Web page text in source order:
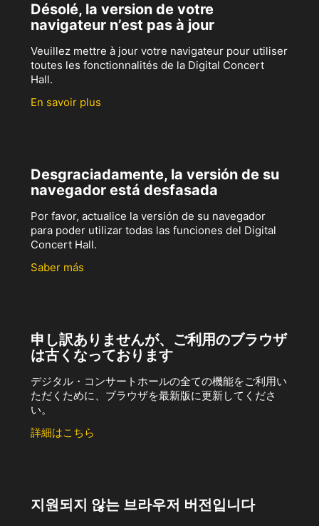
Désolé, la version de votre
navigateur n’est pas à jour
Veuillez mettre à jour votre navigateur pour utiliser
toutes les fonctionnalités de la Digital Concert
Hall.
En savoir plus
Desgraciadamente, la versión de su
navegador está desfasada
Por favor, actualice la versión de su navegador
para poder utilizar todas las funciones del Digital
Concert Hall.
Saber más
申し訳ありませんが、ご利用のブラウザ
は古くなっております
デジタル・コンサートホールの全ての機能をご利用い
ただくために、ブラウザを最新版に更新してくださ
い。
詳細はこちら
지원되지 않는 브라우저 버전입니다